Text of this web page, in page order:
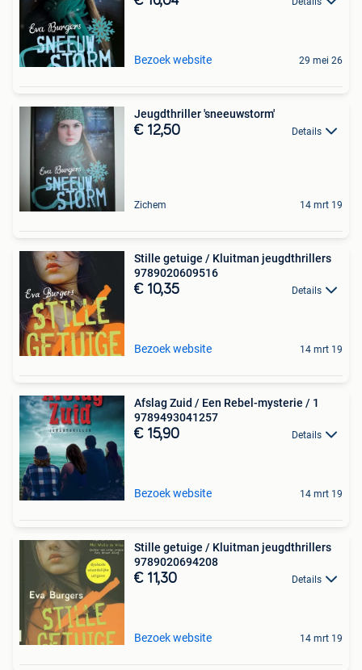
Bezoek website 29 mei 26
Jeugdthriller 'sneeuwstorm'
€ 12,50 Details
Zichem 14 mrt 19
Stille getuige / Kluitman jeugdthrillers
9789020609516
€ 10,35 Details
Bezoek website 14 mrt 19
Afslag Zuid / Een Rebel-mysterie / 1
9789493041257
€ 15,90 Details
Bezoek website 14 mrt 19
Stille getuige / Kluitman jeugdthrillers
9789020694208
€ 11,30 Details
Bezoek website 14 mrt 19